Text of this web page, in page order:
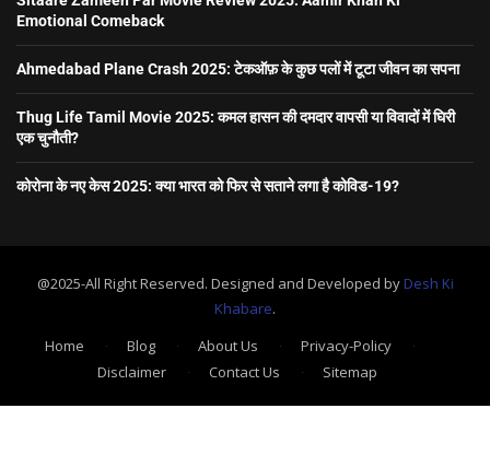
Emotional Comeback
Ahmedabad Plane Crash 2025: टेकऑफ़ के कुछ पलों में टूटा जीवन का सपना
Thug Life Tamil Movie 2025: कमल हासन की दमदार वापसी या विवादों में घिरी
एक चुनौती?
कोरोना के नए केस 2025: क्या भारत को फिर से सताने लगा है कोविड-19?
@2025-All Right Reserved. Designed and Developed by Desh Ki
Khabare.
Home
Blog About Us
Privacy-Policy
Disclaimer
Contact Us Sitemap